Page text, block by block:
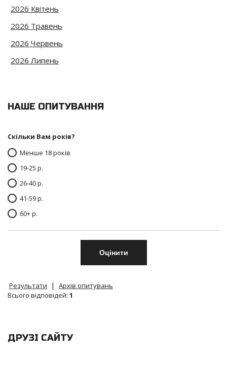
2026 Квітень
2026 Травень
2026 Червень
2026 Липень
НАШЕ ОПИТУВАННЯ
Скільки Вам років?
Менше 18 років
19-25 р.
26-40 р.
41-59 р.
60+ р.
Результати |
Архів опитувань
Всього відповідей: 1
ДРУЗІ САЙТУ